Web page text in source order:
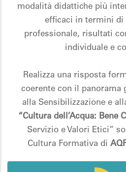
modalità didattiche più
efficaci in termini di
professionale, risultati
individuale e
Realizza una risposta
coerente con il panorama
alla Sensibilizzazione e
“Cultura dell’Acqua: Bene
Servizio e Valori Etici”
Cultura Formativa di